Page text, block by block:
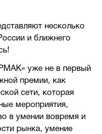
несколько
и ближнего
уже не в первый
премии, как
сети, которая
мероприятия,
в умении вовремя и
рынка, умение